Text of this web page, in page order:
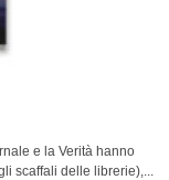
e la Verità hanno
scaffali delle librerie),...